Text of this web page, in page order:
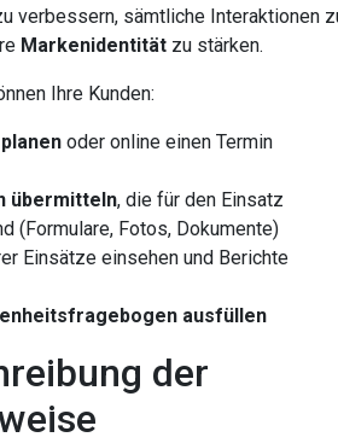
verbessern, sämtliche Interaktionen
Markenidentität zu stärken.
Ihre Kunden:
oder online einen Termin
übermitteln, die für den Einsatz
(Formulare, Fotos, Dokumente)
Einsätze einsehen und Berichte
ausfüllen
der